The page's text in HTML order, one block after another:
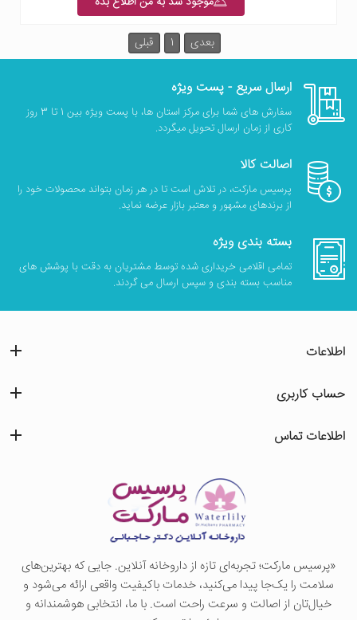
قبلی 1 بعدی
ارسال سریع - پست ویژه
سفارش های شما برای مرکز استان ها، با پست ویژه بین 1 تا 3 روز
کاری از زمان ارسال تحویل میگردد.
اصالت کالا
پرسیس مارکت، در تلاش است تا در هر زمان بتواند محصولات خود را
از برندهای مشهور و معتبر بازار عرضه نماید.
بسته بندی ویژه
تمامی اقلامی خریداری شده توسط مشتریان به دقت با پوشش های
مناسب بسته بندی و سپس ارسال می گردند.
«پرسيس ماركت؛ تجربه‌ای تازه از داروخانه آنلاین. جایی که بهترین‌های
سلامت را یک‌جا پیدا می‌کنید، خدمات باکیفیت واقعی ارائه می‌شود و
خیال‌تان از اصالت و سرعت راحت است. با ما، انتخابی هوشمندانه و
اطلاعات
حساب کاربری
اطلاعات تماس